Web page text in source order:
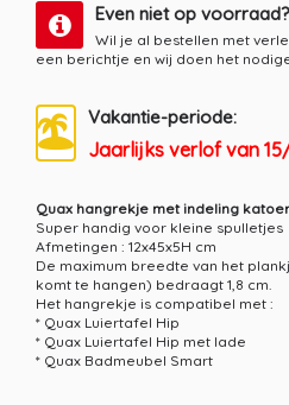
Even niet op voorraad?
Wil je al bestellen met
een berichtje en wij doen het
Vakantie-periode:
Jaarlijks verlof van
Quax hangrekje met indeling
Super handig voor kleine spulletjes
Afmetingen : 12x45x5H cm
De maximum breedte van het
komt te hangen) bedraagt 1,8 cm.
Het hangrekje is compatibel met :
* Quax Luiertafel Hip
* Quax Luiertafel Hip met lade
* Quax Badmeubel Smart